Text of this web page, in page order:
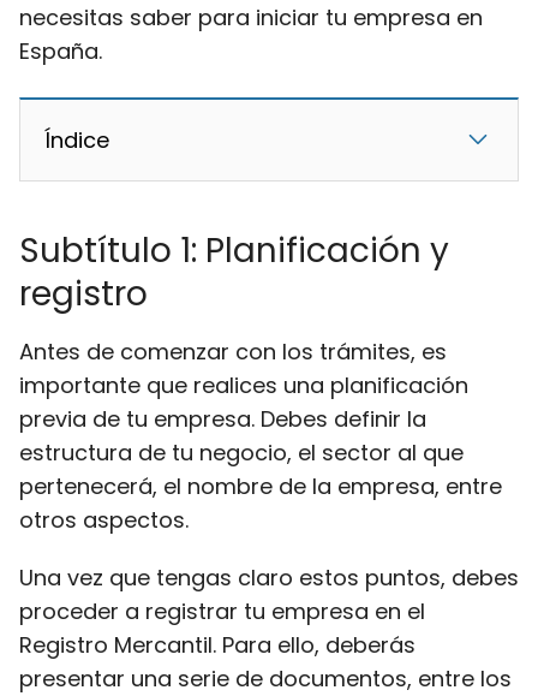
necesitas saber para iniciar tu empresa en
España.
Índice
Subtítulo 1: Planificación y
registro
Antes de comenzar con los trámites, es
importante que realices una planificación
previa de tu empresa. Debes definir la
estructura de tu negocio, el sector al que
pertenecerá, el nombre de la empresa, entre
otros aspectos.
Una vez que tengas claro estos puntos, debes
proceder a registrar tu empresa en el
Registro Mercantil. Para ello, deberás
presentar una serie de documentos, entre los